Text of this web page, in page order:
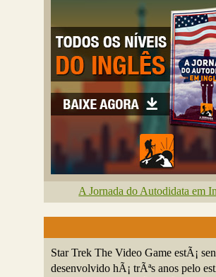
A Jornada do Autodidata em
Star Trek The Video Game estÃ¡
desenvolvido hÃ¡ trÃªs anos pelo